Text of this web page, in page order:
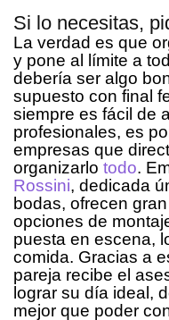
Si lo necesitas,
La verdad es que
y pone al límite a
debería ser algo
supuesto con final
siempre es fácil de
profesionales, es
empresas que
organizarlo todo.
Rossini, dedicada
bodas, ofrecen
opciones de
puesta en escena,
comida. Gracias a
pareja recibe el
lograr su día ideal,
mejor que poder